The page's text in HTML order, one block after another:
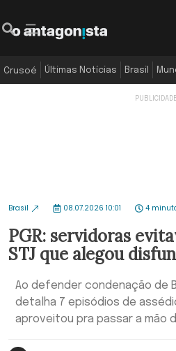
Crusoé Últimas Notícias Brasil
Brasil 08.07.2026 10:01 4
PGR: servidoras
STJ que alegou
Ao defender condenação de
detalha 7 episódios de
aproveitou pra passar a mão